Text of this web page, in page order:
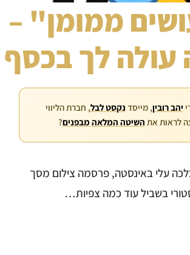
ממומן" –
עולה לך בכסף
יהב רובין, מייסד נקסט לבל, חברת הליווי
לראות את השיטה המלאה מבפנים?
עם 2,000 עוקבים לכלכה עלי באינסטה, פרסמה צילום מסך
בשביל עוד כמה צפיות…